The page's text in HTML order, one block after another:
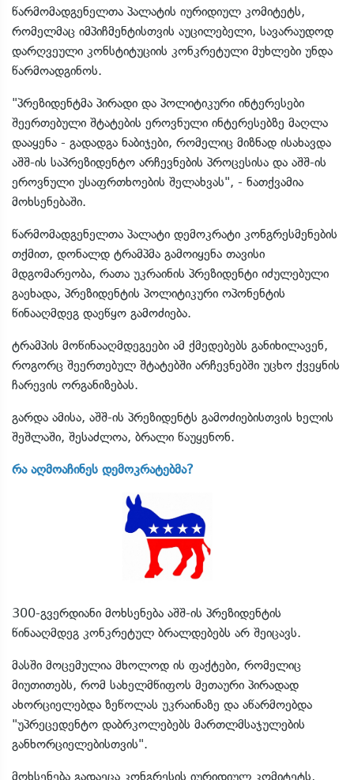
წარმომადგენელთა პალატის იურიდიულ კომიტეტს,
რომელმაც იმპიჩმენტისთვის აუცილებელი, სავარაუდოდ
დარღვეული კონსტიტუციის კონკრეტული მუხლები უნდა
წარმოადგინოს.
"პრეზიდენტმა პირადი და პოლიტიკური ინტერესები
შეერთებული შტატების ეროვნული ინტერესებზე მაღლა
დააყენა - გადადგა ნაბიჯები, რომელიც მიზნად ისახავდა
აშშ-ის საპრეზიდენტო არჩევნების პროცესისა და აშშ-ის
ეროვნული უსაფრთხოების შელახვას", - ნათქვამია
მოხსენებაში.
წარმომადგენელთა პალატი დემოკრატი კონგრესმენების
თქმით, დონალდ ტრამპმა გამოიყენა თავისი
მდგომარეობა, რათა უკრაინის პრეზიდენტი იძულებული
გაეხადა, პრეზიდენტის პოლიტიკური ოპონენტის
წინააღმდეგ დაეწყო გამოძიება.
ტრამპის მოწინააღმდეგეები ამ ქმედებებს განიხილავენ,
როგორც შეერთებულ შტატებში არჩევნებში უცხო ქვეყნის
ჩარევის ორგანიზებას.
გარდა ამისა, აშშ-ის პრეზიდენტს გამოძიებისთვის ხელის
შეშლაში, შესაძლოა, ბრალი წაუყენონ.
რა აღმოაჩინეს დემოკრატებმა?
300-გვერდიანი მოხსენება აშშ-ის პრეზიდენტის
წინააღმდეგ კონკრეტულ ბრალდებებს არ შეიცავს.
მასში მოცემულია მხოლოდ ის ფაქტები, რომელიც
მიუთითებს, რომ სახელმწიფოს მეთაური პირადად
ახორციელებდა ზეწოლას უკრაინაზე და აწარმოებდა
"უპრეცედენტო დაბრკოლებებს მართლმსაჯულების
განხორციელებისთვის".
მოხსენება გადაეცა კონგრესის იურიდიულ კომიტეტს,